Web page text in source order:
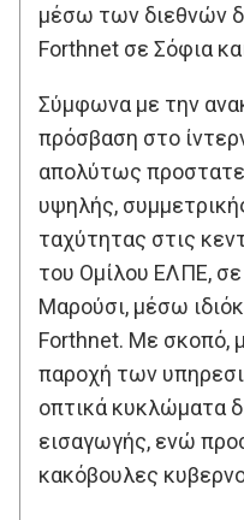
μέσω των διεθνών
Forthnet σε Σόφια
Σύμφωνα με την
πρόσβαση στο
απολύτως
υψηλής,
ταχύτητας στις
του Ομίλου ΕΛΠΕ,
Μαρούσι, μέσω
Forthnet. Με σκοπό,
παροχή των
οπτικά κυκλώματα
εισαγωγής, ενώ
κακόβουλες